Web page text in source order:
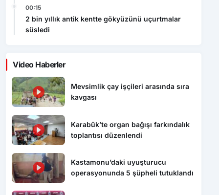
00:15
2 bin yıllık antik kentte gökyüzünü uçurtmalar
süsledi
Video Haberler
Mevsimlik çay işçileri arasında sıra
kavgası
Karabük’te organ bağışı farkındalık
toplantısı düzenlendi
Kastamonu’daki uyuşturucu
operasyonunda 5 şüpheli tutuklandı